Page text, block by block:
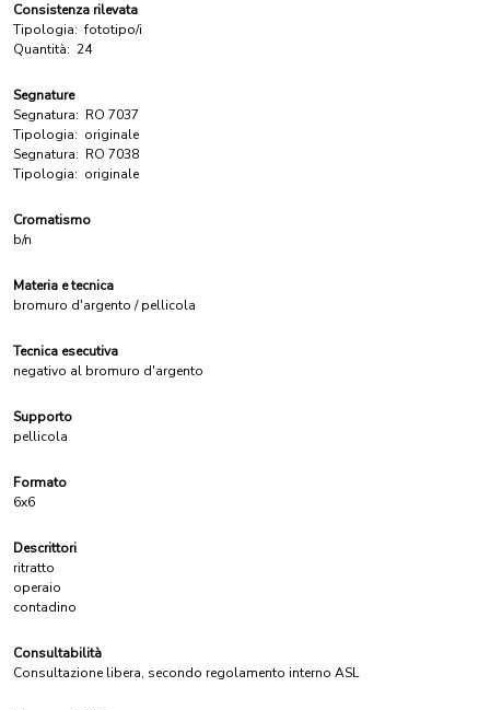
Consistenza rilevata
Tipologia: fototipo/i
Quantità: 24
Segnature
Segnatura: RO 7037
Tipologia: originale
Segnatura: RO 7038
Tipologia: originale
Cromatismo
b/n
Materia e tecnica
bromuro d'argento / pellicola
Tecnica esecutiva
negativo al bromuro d'argento
Supporto
pellicola
Formato
6x6
Descrittori
ritratto
operaio
contadino
Consultabilità
Consultazione libera, secondo regolamento interno ASL